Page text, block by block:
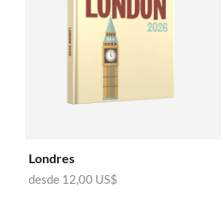
Londres
desde 12,00 US$